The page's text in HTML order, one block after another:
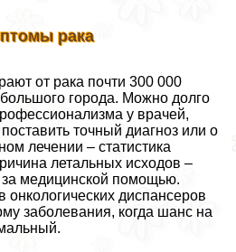
paка
от paка почти 300 000
города. Можно долго
у врачей,
точный диагноз или о
лечении – статистика
летальных исходов –
медицинской помощью.
диспансеров
заболевания, когда шанс на